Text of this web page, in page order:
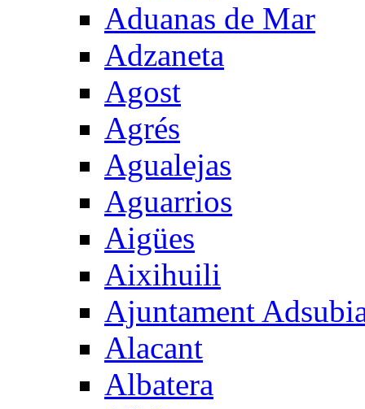
Aduanas de Mar
Adzaneta
Agost
Agrés
Agualejas
Aguarrios
Aigües
Aixihuili
Ajuntament
Alacant
Albatera